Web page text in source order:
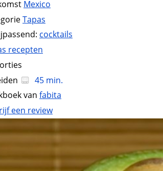
Mexico
Tapas
cocktails
recepten
45 min.
van fabita
een review